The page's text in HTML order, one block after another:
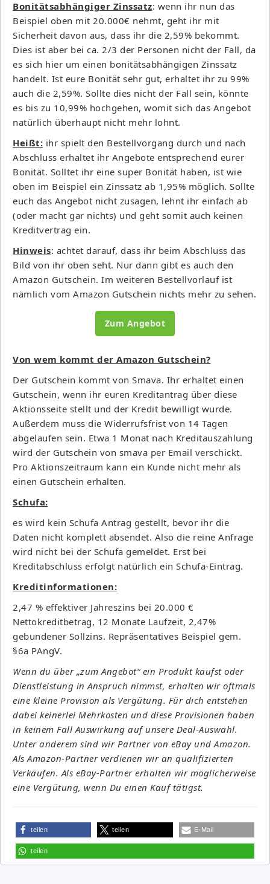
Bonitätsabhängiger Zinssatz: wenn ihr nun das
Beispiel oben mit 20.000€ nehmt, geht ihr mit
Sicherheit davon aus, dass ihr die 2,59% bekommt.
Dies ist aber bei ca. 2/3 der Personen nicht der Fall, da
es sich hier um einen bonitätsabhängigen Zinssatz
handelt. Ist eure Bonität sehr gut, erhaltet ihr zu 99%
auch die 2,59%. Sollte dies nicht der Fall sein, könnte
es bis zu 10,99% hochgehen, womit sich das Angebot
natürlich überhaupt nicht mehr lohnt.
Heißt: ihr spielt den Bestellvorgang durch und nach
Abschluss erhaltet ihr Angebote entsprechend eurer
Bonität. Solltet ihr eine super Bonität haben, ist wie
oben im Beispiel ein Zinssatz ab 1,95% möglich. Sollte
euch das Angebot nicht zusagen, lehnt ihr einfach ab
(oder macht gar nichts) und geht somit auch keinen
Kreditvertrag ein.
Hinweis: achtet darauf, dass ihr beim Abschluss das
Bild von ihr oben seht. Nur dann gibt es auch den
Amazon Gutschein. Im weiteren Bestellvorlauf ist
nämlich vom Amazon Gutschein nichts mehr zu sehen.
Zum Angebot
Von wem kommt der Amazon Gutschein?
Der Gutschein kommt von Smava. Ihr erhaltet einen
Gutschein, wenn ihr euren Kreditantrag über diese
Aktionsseite stellt und der Kredit bewilligt wurde.
Außerdem muss die Widerrufsfrist von 14 Tagen
abgelaufen sein. Etwa 1 Monat nach Kreditauszahlung
wird der Gutschein von smava per Email verschickt.
Pro Aktionszeitraum kann ein Kunde nicht mehr als
einen Gutschein erhalten.
Schufa:
es wird kein Schufa Antrag gestellt, bevor ihr die
Daten nicht komplett absendet. Also die reine Anfrage
wird nicht bei der Schufa gemeldet. Erst bei
Kreditabschluss erfolgt natürlich ein Schufa-Eintrag.
Kreditinformationen:
2,47 % effektiver Jahreszins bei 20.000 €
Nettokreditbetrag, 12 Monate Laufzeit, 2,47%
gebundener Sollzins. Repräsentatives Beispiel gem.
§6a PAngV.
Wenn du über „zum Angebot“ ein Produkt kaufst oder
Dienstleistung in Anspruch nimmst, erhalten wir oftmals
eine kleine Provision als Vergütung. Für dich entstehen
dabei keinerlei Mehrkosten und diese Provisionen haben
in keinem Fall Auswirkung auf unsere Deal-Auswahl.
Unter anderem sind wir Partner von eBay und Amazon.
Als Amazon-Partner verdienen wir an qualifizierten
Verkäufen. Als eBay-Partner erhalten wir möglicherweise
eine Vergütung, wenn Du einen Kauf tätigst.
teilen teilen E-Mail
teilen